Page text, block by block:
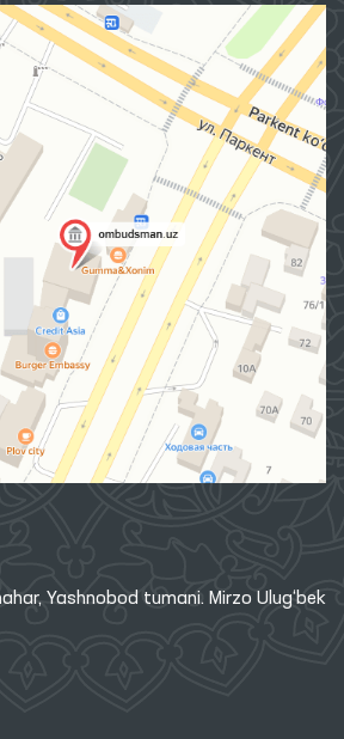
Yashnobod tumani. Mirzo Ulug‘bek